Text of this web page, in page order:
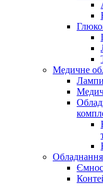
Медичне
Лампи
Обладнання